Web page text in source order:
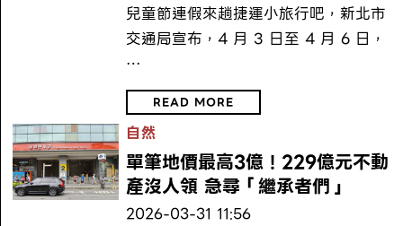
兒童節連假來趟捷運小旅行吧，新北市
交通局宣布，4 月 3 日至 4 月 6 日，
…
READ MORE
自然
單筆地價最高3億！229億元不動
產沒人領 急尋「繼承者們」
2026-03-31 11:56